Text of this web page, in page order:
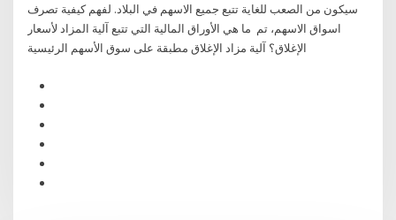
سيكون من الصعب للغاية تتبع جميع الاسهم في البلاد. لفهم كيفية تصرف
اسواق الاسهم، تم ما هي الأوراق المالية التي تتبع آلية المزاد لأسعار